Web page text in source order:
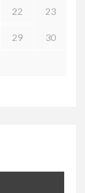
22 23
29 30